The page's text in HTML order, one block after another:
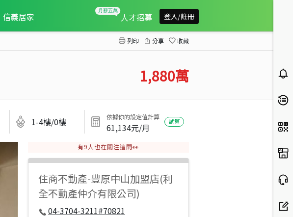
信義居家 人才招募 登入/註冊
列印 分享 收藏
1,880萬
1-4樓/0樓 依據你的設定值計算
61,134元/月
試算
有9 人也在關注這間👀
住商不動產-豐原中山加盟店(利
全不動產仲介有限公司)
04-3704-3211#70821